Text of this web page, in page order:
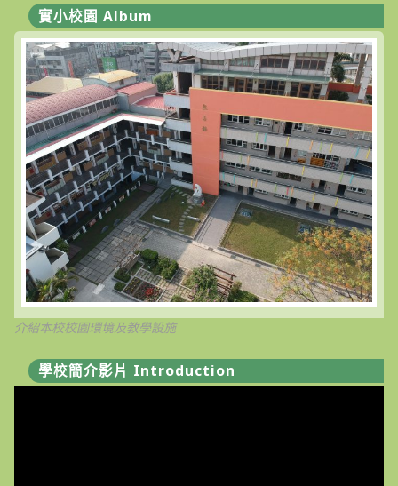
果
暨
續
辦
【第
4
次
招
考】〉
中
1
學
期
第
1
次
代
理
教
師
甄
選
【第
3
次
招
考】
甄
選
成
績〉
中
實小校園 Album
介紹本校校園環境及教學設施
學校簡介影片 Introduction